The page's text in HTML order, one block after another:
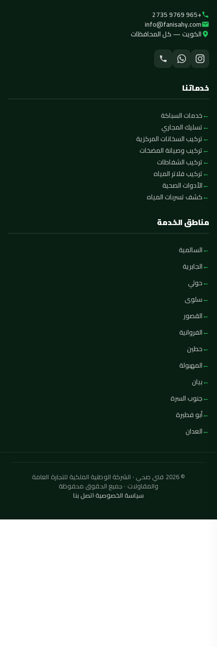
+965 9769 2735
info@fanisahy.com
الكويت — كل المحافظات
خدماتنا
خدمات السباكة
تسليك المجاري
تركيب السخانات المركزية
تركيب وصيانة المضخات
تركيب الشفاطات
تركيب فلاتر المياه
الأدوات الصحية
كشف تسربات المياه
مناطق الخدمة
السالمية
الجابرية
حولي
سلوى
القصور
الفروانية
حطين
المهبولة
بيان
جنوب السرة
أبو فطيرة
العدان
© 2026 فني صحي · الشركة الوطنية الملكية للتجارة العامة
والمقاولات · جميع الحقوق محفوظة
سياسة الخصوصية·اتصل بنا